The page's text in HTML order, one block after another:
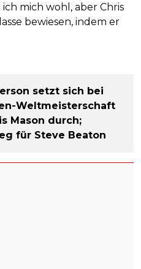
mich wohl, aber Chris
bewiesen, indem er
setzt sich bei
Weltmeisterschaft
Mason durch;
für Steve Beaton